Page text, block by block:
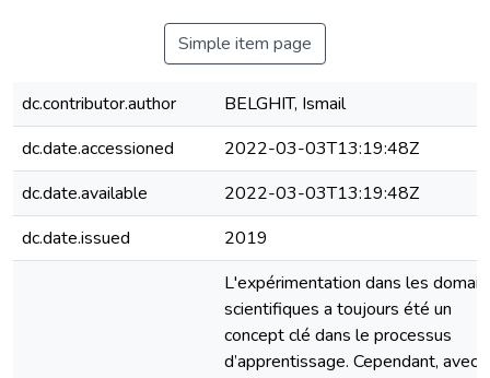
Simple item page
dc.contributor.author
BELGHIT, Ismail
dc.date.accessioned
2022-03-03T13:19:48Z
dc.date.available
2022-03-03T13:19:48Z
dc.date.issued
2019
L'expérimentation dans les
scientifiques a toujours été un
concept clé dans le processus
d’apprentissage. Cependant, avec